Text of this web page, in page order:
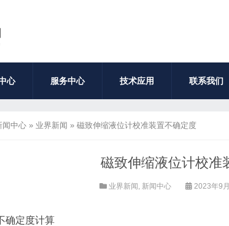
心 服务中心 技术应用 联系我们
闻中心 » 业界新闻 » 磁致伸缩液位计校准装置不确定度
磁致伸缩液位计校准
业界新闻 , 新闻中心 2023年9
定度计算